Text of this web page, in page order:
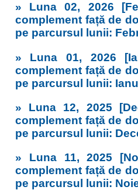
» Luna 02, 2026
complement față de
pe parcursul lunii:
» Luna 01, 2026
complement față de
pe parcursul lunii:
» Luna 12, 2025
complement față de
pe parcursul lunii:
» Luna 11, 2025
complement față de
pe parcursul lunii: